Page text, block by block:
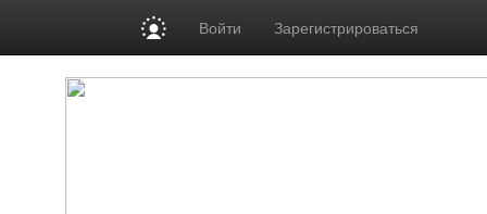
Войти Зарегистрироваться